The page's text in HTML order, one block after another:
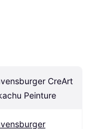
CreArt
Peinture